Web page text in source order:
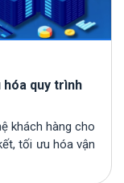
hóa quy trình
khách hàng cho
tối ưu hóa vận